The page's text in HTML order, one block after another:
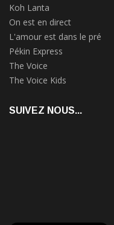
Koh Lanta
On est en direct
L'amour est dans le pré
Pékin Express
The Voice
The Voice Kids
SUIVEZ NOUS...